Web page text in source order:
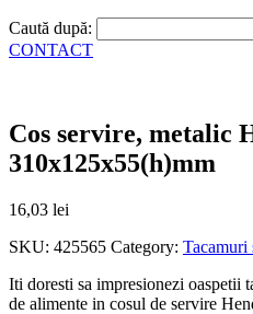
Caută după:
CONTACT
Cos servire, metalic
310x125x55(h)mm
16,03 lei
SKU: 425565 Category: Tacamuri
Iti doresti sa impresionezi oaspetii
de alimente in cosul de servire